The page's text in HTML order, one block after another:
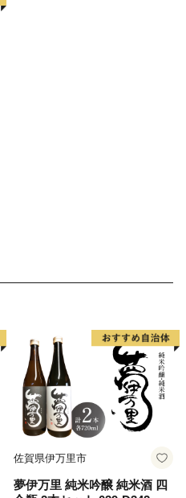
佐賀県伊万里市
夢伊万里 純米吟醸 純米酒 四